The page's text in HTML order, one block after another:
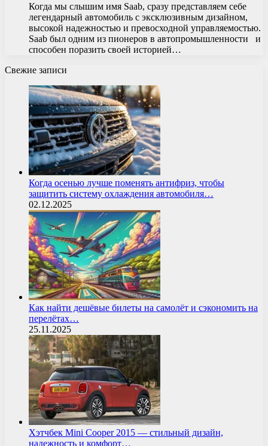
Когда мы слышим имя Saab, сразу представляем себе
легендарный автомобиль с эксклюзивным дизайном,
высокой надежностью и превосходной управляемостью.
Saab был одним из пионеров в автопромышленности и
способен поразить своей историей…
Свежие записи
Когда осенью лучше поменять антифриз, чтобы
защитить систему охлаждения автомобиля…
02.12.2025
Как найти дешёвые билеты на самолёт и сэкономить на
перелётах…
25.11.2025
Хэтчбек Mini Cooper 2015 — стильный дизайн,
надежность и комфорт…